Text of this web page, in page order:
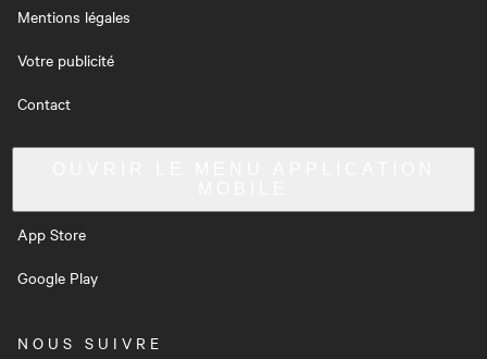
Mentions légales
Votre publicité
Contact
App Store
Google Play
NOUS SUIVRE